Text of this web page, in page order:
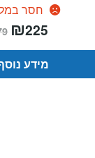
חסר
המחיר
המקורי
היה:
₪279.
₪225
הוא:
מידע